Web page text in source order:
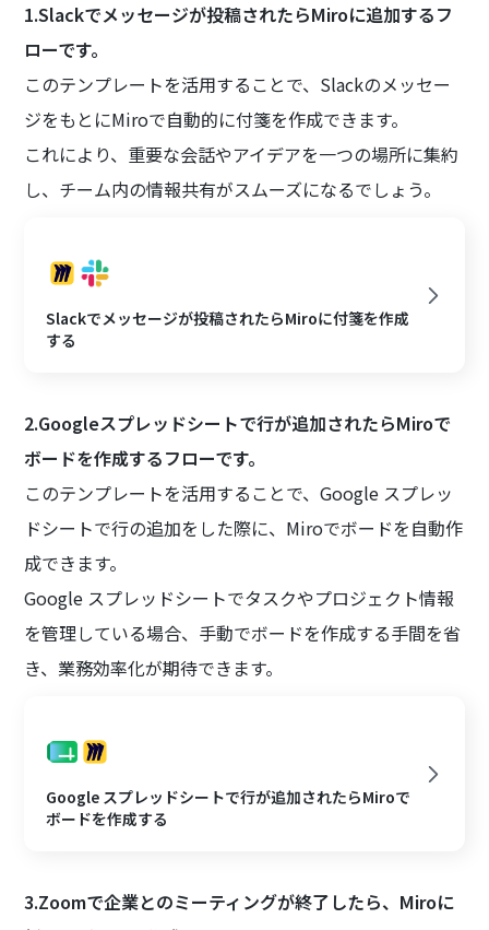
1.Slackでメッセージが投稿されたらMiroに追加するフ
ローです。
このテンプレートを活用することで、Slackのメッセー
ジをもとにMiroで自動的に付箋を作成できます。
これにより、重要な会話やアイデアを一つの場所に集約
し、チーム内の情報共有がスムーズになるでしょう。
Slackでメッセージが投稿されたらMiroに付箋を作成
する
2.Googleスプレッドシートで行が追加されたらMiroで
ボードを作成するフローです。
このテンプレートを活用することで、Google スプレッ
ドシートで行の追加をした際に、Miroでボードを自動作
成できます。
Google スプレッドシートでタスクやプロジェクト情報
を管理している場合、手動でボードを作成する手間を省
き、業務効率化が期待できます。
Google スプレッドシートで行が追加されたらMiroで
ボードを作成する
3.Zoomで企業とのミーティングが終了したら、Miroに